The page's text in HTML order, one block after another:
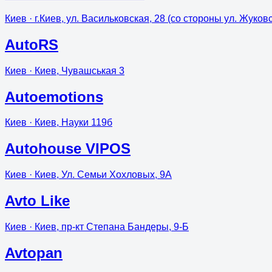
Киев · г.Киев, ул. Васильковская, 28 (со стороны ул.
AutoRS
Киев · Киев, Чувашськая 3
Autoemotions
Киев · Киев, Науки 119б
Autohouse VIPOS
Киев · Киев, Ул. Семьи Хохловых, 9А
Avto Like
Киев · Киев, пр-кт Степана Бандеры, 9-Б
Avtopan